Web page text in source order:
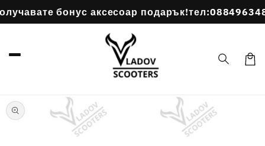
бонус аксесоар подарък!тел:0884963484
към
продукта